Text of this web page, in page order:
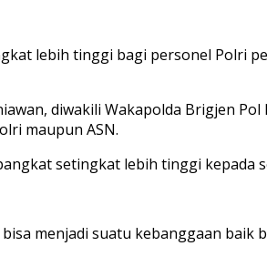
lebih tinggi bagi personel Polri
diwakili Wakapolda Brigjen
maupun ASN.
setingkat lebih tinggi kepada
menjadi suatu kebanggaan baik